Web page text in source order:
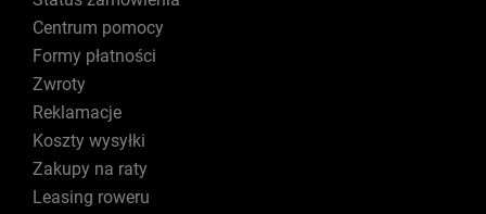
Centrum pomocy
Formy płatności
Zwroty
Reklamacje
Koszty wysyłki
Zakupy na raty
Leasing roweru